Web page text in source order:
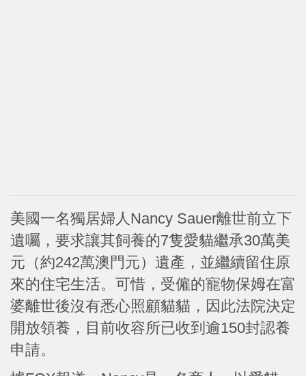
美國一名獨居婦人Nancy Sauer離世前立下
遺囑，要求讓其飼養的7隻愛貓繼承30萬美
元（約242萬澳門元）遺產，並繼續留住原
來的住宅生活。可惜，受僱的寵物保姆在富
婆離世後沒有悉心照顧貓貓，因此法院決定
開放領養，目前收容所已收到逾150封認養
申請。